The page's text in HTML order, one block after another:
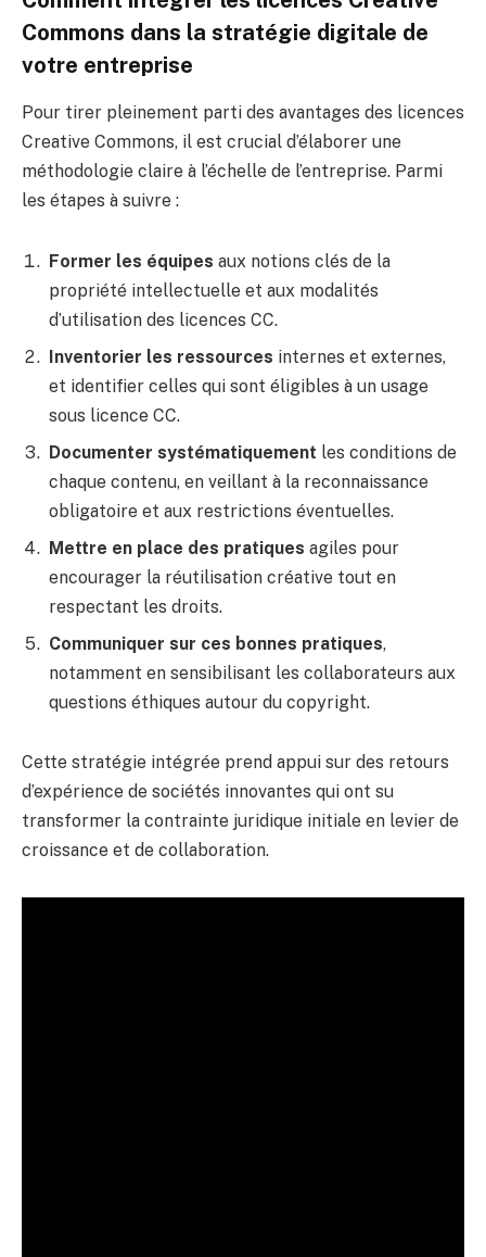
Commons dans la stratégie digitale de
votre entreprise
Pour tirer pleinement parti des avantages des licences
Creative Commons, il est crucial d’élaborer une
méthodologie claire à l’échelle de l’entreprise. Parmi
les étapes à suivre :
Former les équipes aux notions clés de la
propriété intellectuelle et aux modalités
d’utilisation des licences CC.
Inventorier les ressources internes et externes,
et identifier celles qui sont éligibles à un usage
sous licence CC.
Documenter systématiquement les conditions de
chaque contenu, en veillant à la reconnaissance
obligatoire et aux restrictions éventuelles.
Mettre en place des pratiques agiles pour
encourager la réutilisation créative tout en
respectant les droits.
Communiquer sur ces bonnes pratiques,
notamment en sensibilisant les collaborateurs aux
questions éthiques autour du copyright.
Cette stratégie intégrée prend appui sur des retours
d’expérience de sociétés innovantes qui ont su
transformer la contrainte juridique initiale en levier de
croissance et de collaboration.